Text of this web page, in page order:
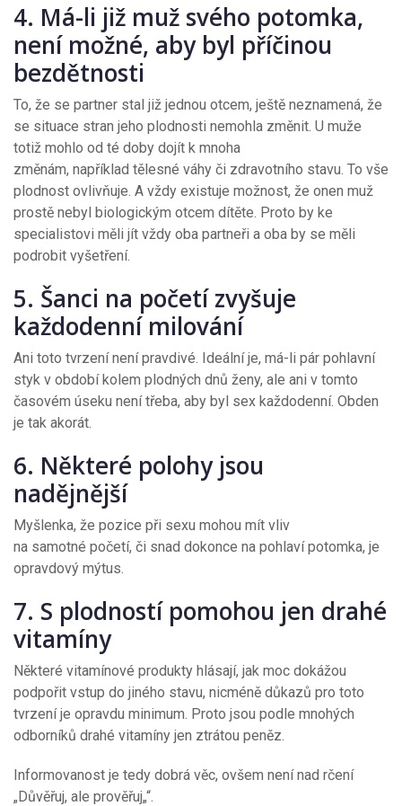
4. Má-li již muž svého potomka,
není možné, aby byl příčinou
bezdětnosti
To, že se partner stal již jednou otcem, ještě neznamená, že
se situace stran jeho plodnosti nemohla změnit. U muže
totiž mohlo od té doby dojít k mnoha
změnám, například tělesné váhy či zdravotního stavu. To vše
plodnost ovlivňuje. A vždy existuje možnost, že onen muž
prostě nebyl biologickým otcem dítěte. Proto by ke
specialistovi měli jít vždy oba partneři a oba by se měli
podrobit vyšetření.
5. Šanci na početí zvyšuje
každodenní milování
Ani toto tvrzení není pravdivé. Ideální je, má-li pár pohlavní
styk v období kolem plodných dnů ženy, ale ani v tomto
časovém úseku není třeba, aby byl sex každodenní. Obden
je tak akorát.
6. Některé polohy jsou
nadějnější
Myšlenka, že pozice při sexu mohou mít vliv
na samotné početí, či snad dokonce na pohlaví potomka, je
opravdový mýtus.
7. S plodností pomohou jen drahé
vitamíny
Některé vitamínové produkty hlásají, jak moc dokážou
podpořit vstup do jiného stavu, nicméně důkazů pro toto
tvrzení je opravdu minimum. Proto jsou podle mnohých
odborníků drahé vitamíny jen ztrátou peněz.
Informovanost je tedy dobrá věc, ovšem není nad rčení
„Důvěřuj, ale prověřuj„“.